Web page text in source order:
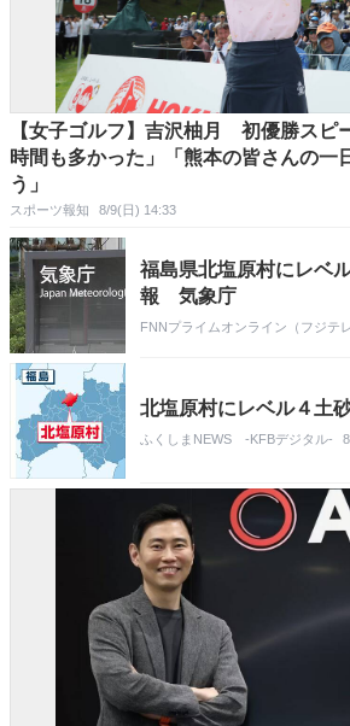
【女子ゴルフ】吉沢柚月 初優勝スピ
時間も多かった」「熊本の皆さんの一
う」
スポーツ報知 8/9(日) 14:33
福島県北塩原村にレベ
報 気象庁
FNNプライムオンライン（フジテ
北塩原村にレベル４土
ふくしまNEWS -KFBデジタル-